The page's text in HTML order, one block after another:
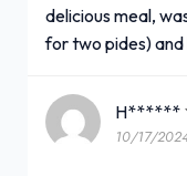
delicious meal,
for two pides) and
H******
10/17/